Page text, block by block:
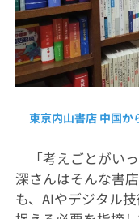
東京内山書店 中国か
「考えごとがいっ
深さんはそんな書
も、AIやデジタル